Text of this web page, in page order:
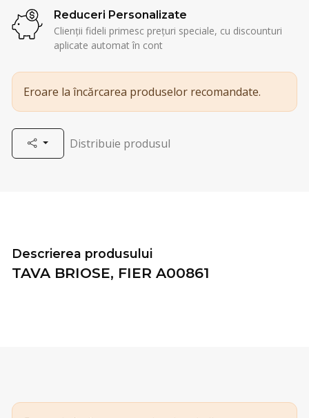
Reduceri Personalizate
Clienții fideli primesc prețuri speciale, cu discounturi
aplicate automat în cont
Eroare la încărcarea produselor recomandate.
Distribuie produsul
Descrierea produsului
TAVA BRIOSE, FIER A00861